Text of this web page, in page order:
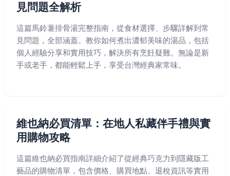
見問題全解析
這篇馬鈴薯排骨湯完整指南，從食材選擇、步驟詳解到常
見問題，全部涵蓋。教你如何煮出濃郁美味的湯品，包括
個人經驗分享和實用技巧，解決所有烹飪疑難。無論是新
手或老手，都能輕鬆上手，享受台灣經典家常味。
維也納必買清單：在地人私藏伴手禮與實
用購物攻略
這篇維也納必買指南詳細介紹了從經典巧克力到隱藏版工
藝品的購物清單，包含價格、購買地點、退稅資訊等實用